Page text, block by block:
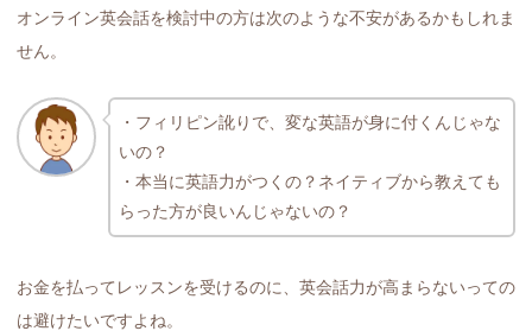
オンライン英会話を検討中の方は次のような不安があるかもしれま
せん。
・フィリピン訛りで、変な英語が身に付くんじゃな
いの？
・本当に英語力がつくの？ネイティブから教えても
らった方が良いんじゃないの？
お金を払ってレッスンを受けるのに、英会話力が高まらないっての
は避けたいですよね。